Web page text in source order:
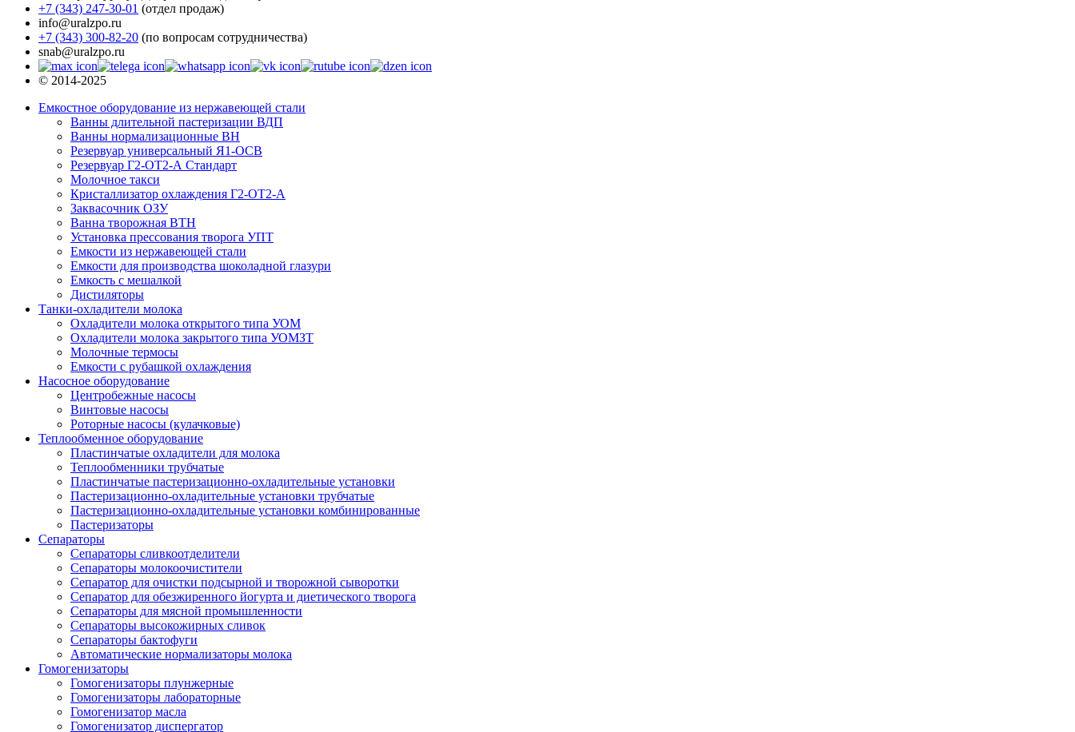
+7 (343) 247-30-01 (отдел продаж)
info@uralzpo.ru
+7 (343) 300-82-20 (по вопросам сотрудничества)
snab@uralzpo.ru
© 2014-2025
Емкостное оборудование из нержавеющей стали
Ванны длительной пастеризации ВДП
Ванны нормализационные ВН
Резервуар универсальный Я1-ОСВ
Резервуар Г2-ОТ2-А Стандарт
Молочное такси
Кристаллизатор охлаждения Г2-ОТ2-А
Заквасочник ОЗУ
Ванна творожная ВТН
Установка прессования творога УПТ
Емкости из нержавеющей стали
Емкости для производства шоколадной глазури
Емкость с мешалкой
Дистиляторы
Танки-охладители молока
Охладители молока открытого типа УОМ
Охладители молока закрытого типа УОМЗТ
Молочные термосы
Емкости с рубашкой охлаждения
Насосное оборудование
Центробежные насосы
Винтовые насосы
Роторные насосы (кулачковые)
Теплообменное оборудование
Пластинчатые охладители для молока
Теплообменники трубчатые
Пластинчатые пастеризационно-охладительные установки
Пастеризационно-охладительные установки трубчатые
Пастеризационно-охладительные установки комбинированные
Пастеризаторы
Сепараторы
Сепараторы сливкоотделители
Сепараторы молокоочистители
Сепаратор для очистки подсырной и творожной сыворотки
Сепаратор для обезжиренного йогурта и диетического творога
Сепараторы для мясной промышленности
Сепараторы высокожирных сливок
Сепараторы бактофуги
Автоматические нормализаторы молока
Гомогенизаторы
Гомогенизаторы плунжерные
Гомогенизаторы лабораторные
Гомогенизатор масла
Гомогенизатор диспергатор